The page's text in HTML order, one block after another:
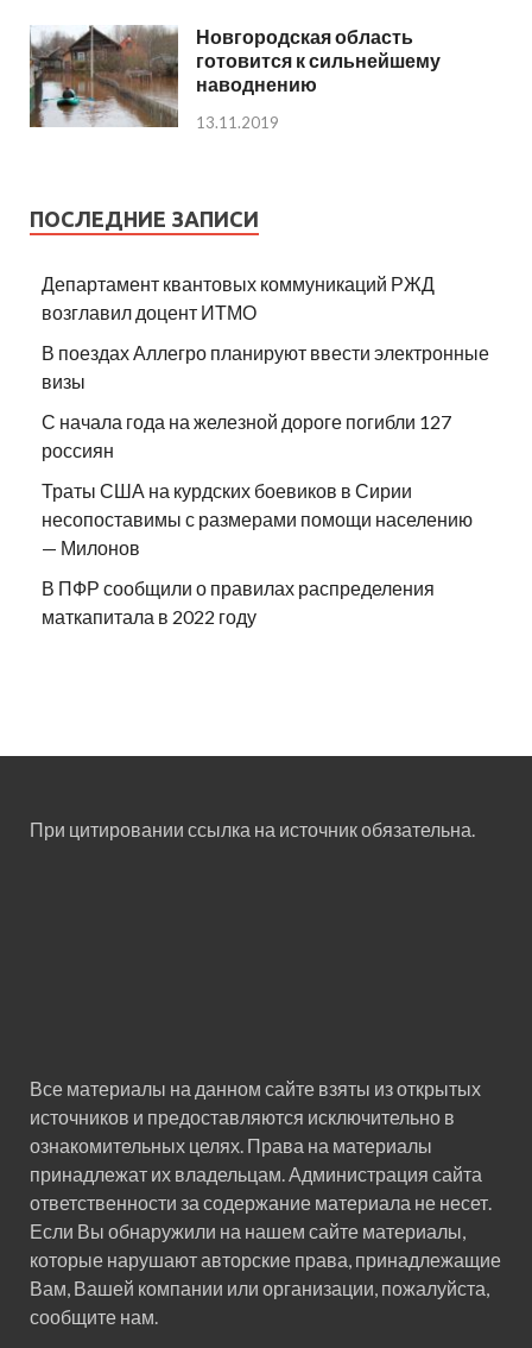
Новгородская область
готовится к сильнейшему
наводнению
13.11.2019
ПОСЛЕДНИЕ ЗАПИСИ
Департамент квантовых коммуникаций РЖД
возглавил доцент ИТМО
В поездах Аллегро планируют ввести электронные
визы
С начала года на железной дороге погибли 127
россиян
Траты США на курдских боевиков в Сирии
несопоставимы с размерами помощи населению
— Милонов
В ПФР сообщили о правилах распределения
маткапитала в 2022 году
При цитировании ссылка на источник обязательна.
Все материалы на данном сайте взяты из открытых
источников и предоставляются исключительно в
ознакомительных целях. Права на материалы
принадлежат их владельцам. Администрация сайта
ответственности за содержание материала не несет.
Если Вы обнаружили на нашем сайте материалы,
которые нарушают авторские права, принадлежащие
Вам, Вашей компании или организации, пожалуйста,
сообщите нам.